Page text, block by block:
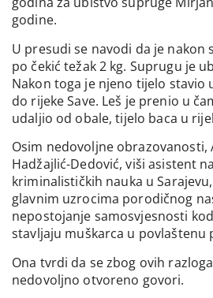
godine.
U presudi se navodi da je nakon
po čekić težak 2 kg. Suprugu je
Nakon toga je njeno tijelo stavio
do rijeke Save. Leš je prenio u
udaljio od obale, tijelo baca u
Osim nedovoljne obrazovanosti,
Hadžajlić-Dedović, viši asistent
kriminalističkih nauka u
glavnim uzrocima porodičnog
nepostojanje samosvjesnosti
stavljaju muškarca u povlaštenu
Ona tvrdi da se zbog ovih
nedovoljno otvoreno govori.